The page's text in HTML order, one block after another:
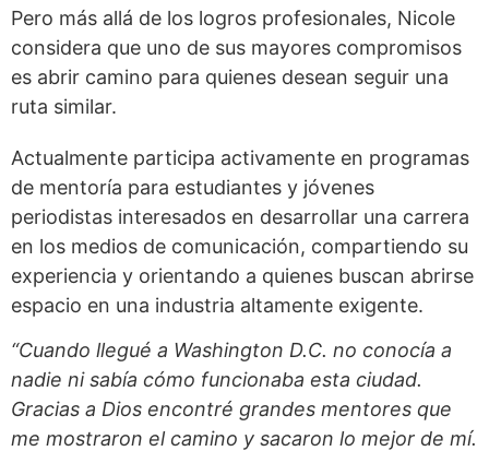
Pero más allá de los logros profesionales, Nicole
considera que uno de sus mayores compromisos
es abrir camino para quienes desean seguir una
ruta similar.
Actualmente participa activamente en programas
de mentoría para estudiantes y jóvenes
periodistas interesados en desarrollar una carrera
en los medios de comunicación, compartiendo su
experiencia y orientando a quienes buscan abrirse
espacio en una industria altamente exigente.
“Cuando llegué a Washington D.C. no conocía a
nadie ni sabía cómo funcionaba esta ciudad.
Gracias a Dios encontré grandes mentores que
me mostraron el camino y sacaron lo mejor de mí.